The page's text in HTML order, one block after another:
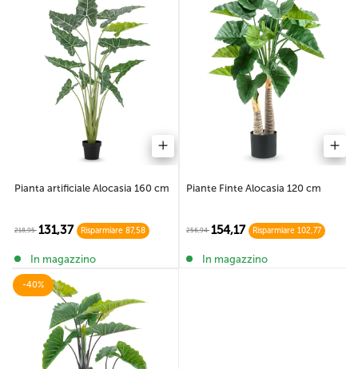
Pianta artificiale Alocasia 160 cm
218,95 131,37 Risparmiare 87,58
In magazzino
Piante Finte Alocasia 120 cm
256,94 154,17 Risparmiare 102,77
In magazzino
-40%